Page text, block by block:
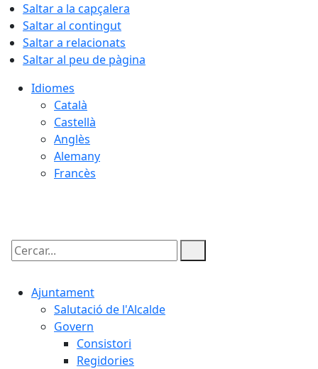
Saltar a la capçalera
Saltar al contingut
Saltar a relacionats
Saltar al peu de pàgina
Idiomes
Català
Castellà
Anglès
Alemany
Francès
Cercar:
Ajuntament
Salutació de l'Alcalde
Govern
Consistori
Regidories